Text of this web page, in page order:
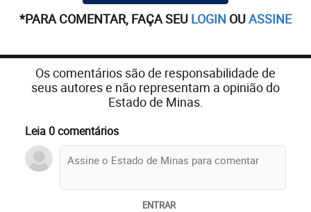
*PARA COMENTAR, FAÇA SEU LOGIN OUASSINE
Os comentários são de responsabilidade de
seus autores e não representam a opinião do
Estado de Minas.
Leia 0 comentários
ENTRAR